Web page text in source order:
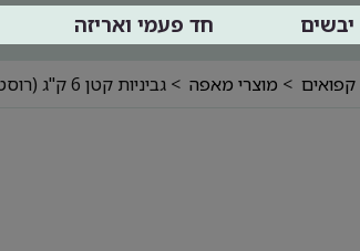
יבשים חד פעמי ואריזה
קפואים > מוצרי מאפה > גביניות קטן 6 ק"ג (רוסטיק) **